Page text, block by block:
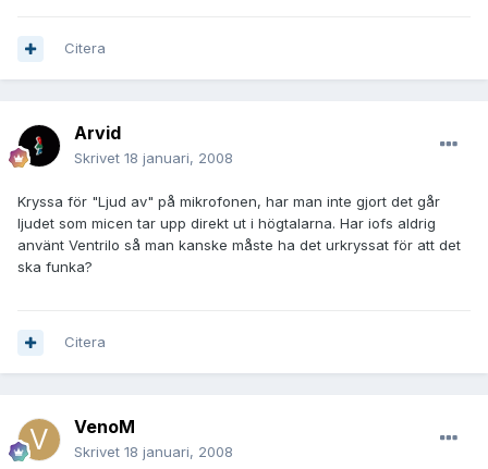
Citera
Arvid
Skrivet 18 januari, 2008
Kryssa för "Ljud av" på mikrofonen, har man inte gjort det går
ljudet som micen tar upp direkt ut i högtalarna. Har iofs aldrig
använt Ventrilo så man kanske måste ha det urkryssat för att det
ska funka?
Citera
VenoM
Skrivet 18 januari, 2008